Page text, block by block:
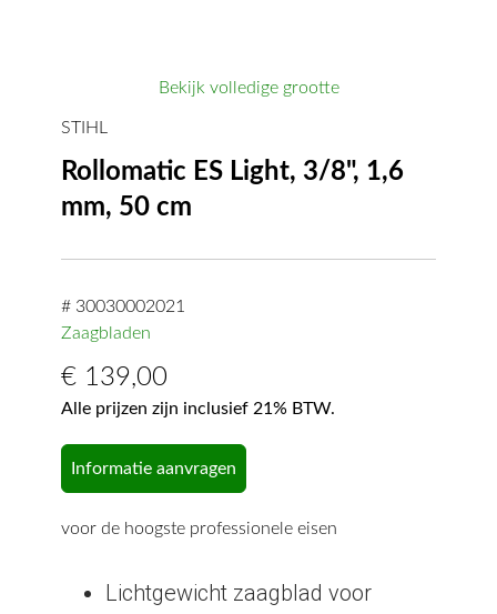
Bekijk volledige grootte
STIHL
Rollomatic ES Light, 3/8", 1,6
mm, 50 cm
# 30030002021
Zaagbladen
€ 139,00
Alle prijzen zijn inclusief 21% BTW.
Informatie aanvragen
voor de hoogste professionele eisen
Lichtgewicht zaagblad voor